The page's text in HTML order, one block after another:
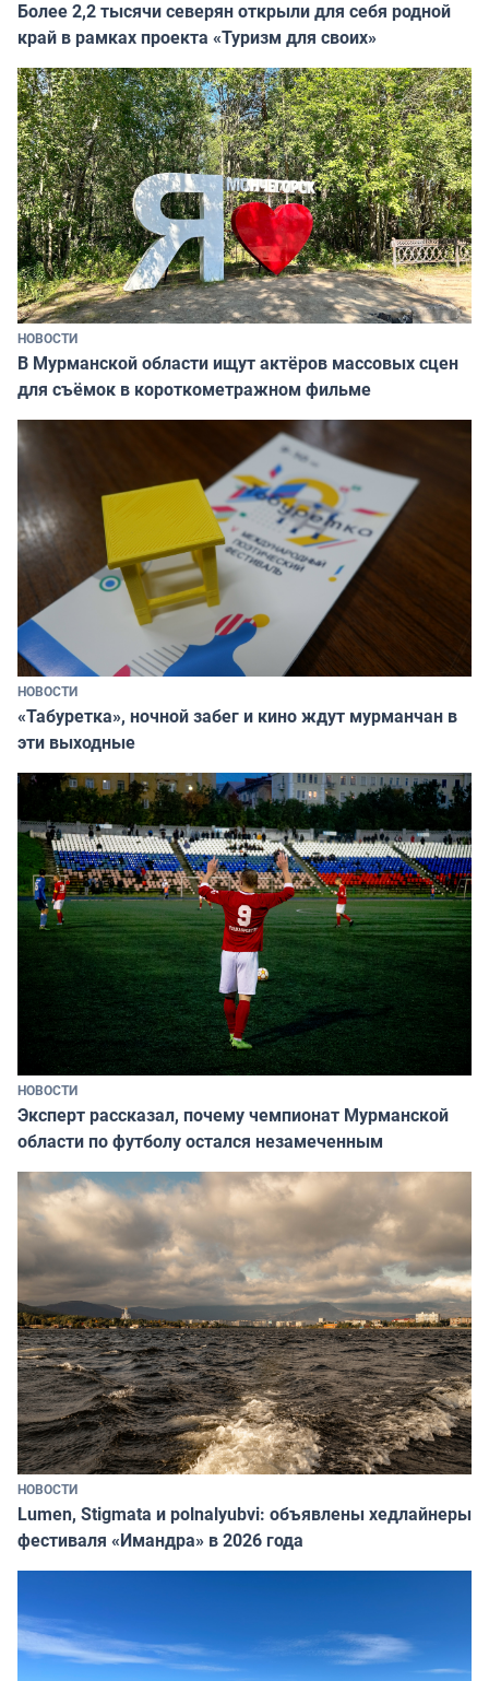
Более 2,2 тысячи северян открыли для себя родной
край в рамках проекта «Туризм для своих»
НОВОСТИ
В Мурманской области ищут актёров массовых сцен
для съёмок в короткометражном фильме
НОВОСТИ
«Табуретка», ночной забег и кино ждут мурманчан в
эти выходные
НОВОСТИ
Эксперт рассказал, почему чемпионат Мурманской
области по футболу остался незамеченным
НОВОСТИ
Lumen, Stigmata и polnalyubvi: объявлены хедлайнеры
фестиваля «Имандра» в 2026 года